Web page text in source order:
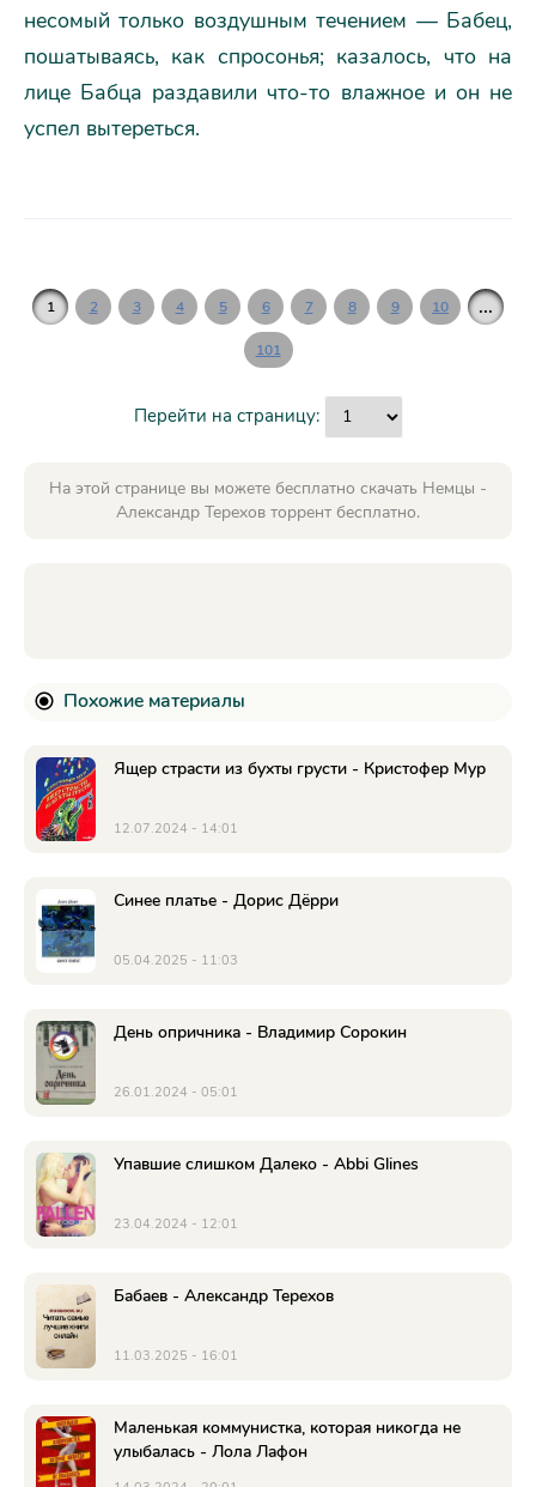
несомый только воздушным течением — Бабец,
пошатываясь, как спросонья; казалось, что на
лице Бабца раздавили что-то влажное и он не
успел вытереться.
1 2 3 4 5 6 7 8 9 10 ...
101
Перейти на страницу:
На этой странице вы можете бесплатно скачать Немцы -
Александр Терехов торрент бесплатно.
Похожие материалы
Ящер страсти из бухты грусти - Кристофер Мур
12.07.2024 - 14:01
Синее платье - Дорис Дёрри
05.04.2025 - 11:03
День опричника - Владимир Сорокин
26.01.2024 - 05:01
Упавшие слишком Далеко - Abbi Glines
23.04.2024 - 12:01
Бабаев - Александр Терехов
11.03.2025 - 16:01
Маленькая коммунистка, которая никогда не
улыбалась - Лола Лафон